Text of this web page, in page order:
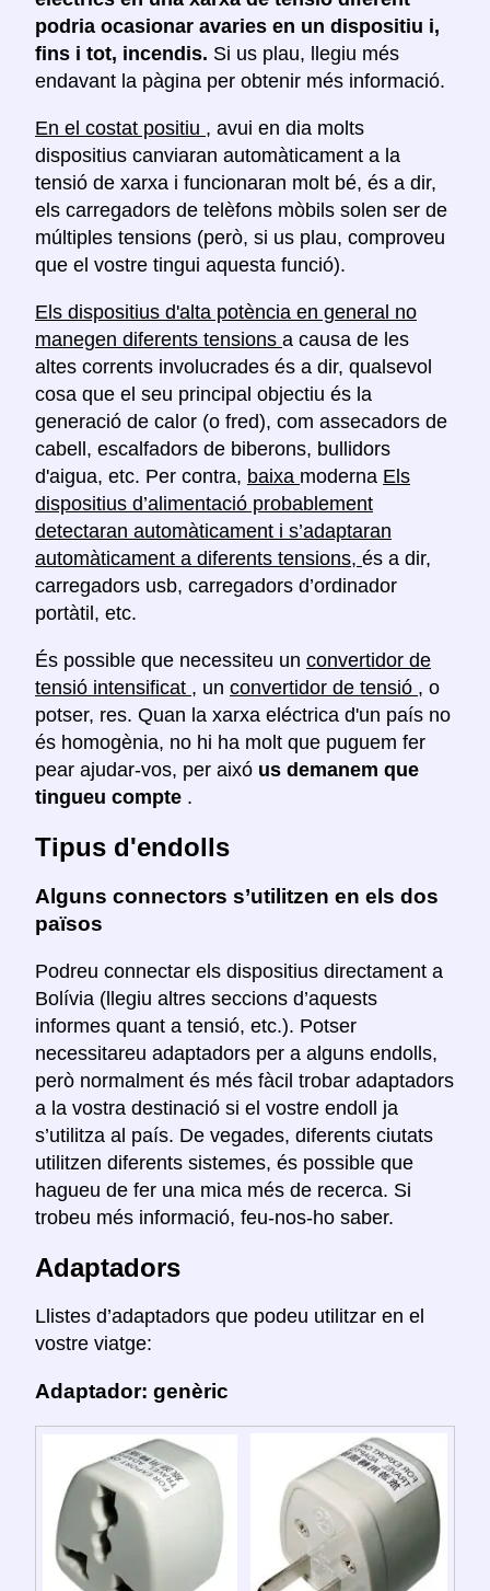
podria ocasionar avaries en un dispositiu i,
fins i tot, incendis. Si us plau, llegiu més
endavant la pàgina per obtenir més informació.
En el costat positiu , avui en dia molts
dispositius canviaran automàticament a la
tensió de xarxa i funcionaran molt bé, és a dir,
els carregadors de telèfons mòbils solen ser de
múltiples tensions (però, si us plau, comproveu
que el vostre tingui aquesta funció).
Els dispositius d'alta potència en general no
manegen diferents tensions a causa de les
altes corrents involucrades és a dir, qualsevol
cosa que el seu principal objectiu és la
generació de calor (o fred), com assecadors de
cabell, escalfadors de biberons, bullidors
d'aigua, etc. Per contra, baixa moderna Els
dispositius d’alimentació probablement
detectaran automàticament i s’adaptaran
automàticament a diferents tensions, és a dir,
carregadors usb, carregadors d’ordinador
portàtil, etc.
És possible que necessiteu un convertidor de
tensió intensificat , un convertidor de tensió , o
potser, res. Quan la xarxa eléctrica d'un país no
és homogènia, no hi ha molt que puguem fer
pear ajudar-vos, per aixó us demanem que
tingueu compte .
Tipus d'endolls
Alguns connectors s’utilitzen en els dos
països
Podreu connectar els dispositius directament a
Bolívia (llegiu altres seccions d’aquests
informes quant a tensió, etc.). Potser
necessitareu adaptadors per a alguns endolls,
però normalment és més fàcil trobar adaptadors
a la vostra destinació si el vostre endoll ja
s’utilitza al país. De vegades, diferents ciutats
utilitzen diferents sistemes, és possible que
hagueu de fer una mica més de recerca. Si
trobeu més informació, feu-nos-ho saber.
Adaptadors
Llistes d’adaptadors que podeu utilitzar en el
vostre viatge:
Adaptador: genèric